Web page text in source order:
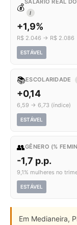
💰
SALÁRIO REAL
I
+1,9%
R$ 2.046 → R$ 2.086
ESTÁVEL
📚ESCOLARIDADE
+0,14
6,59 → 6,73 (índice)
ESTÁVEL
👥GÊNERO (%
-1,7 p.p.
9,1% mulheres no
ESTÁVEL
Em Medianeira,